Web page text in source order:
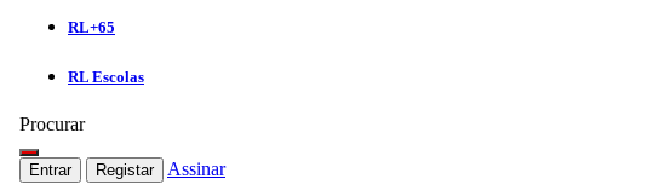
RL+65
RL Escolas
Procurar
Entrar Registar Assinar